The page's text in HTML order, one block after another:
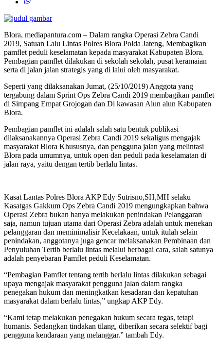
Blora, mediapantura.com – Dalam rangka Operasi Zebra Candi
2019, Satuan Lalu Lintas Polres Blora Polda Jateng, Membagikan
pamflet peduli keselamatan kepada masyarakat Kabupaten Blora.
Pembagian pamflet dilakukan di sekolah sekolah, pusat keramaian
serta di jalan jalan strategis yang di lalui oleh masyarakat.
Seperti yang dilaksanakan Jumat, (25/10/2019) Anggota yang
tergabung dalam Sprint Ops Zebra Candi 2019 membagikan pamflet
di Simpang Empat Grojogan dan Di kawasan Alun alun Kabupaten
Blora.
Pembagian pamflet ini adalah salah satu bentuk publikasi
dilaksanakannya Operasi Zebra Candi 2019 sekaligus mengajak
masyarakat Blora Khususnya, dan pengguna jalan yang melintasi
Blora pada umumnya, untuk open dan peduli pada keselamatan di
jalan raya, yaitu dengan tertib berlalu lintas.
Kasat Lantas Polres Blora AKP Edy Sutrisno,SH,MH selaku
Kasatgas Gakkum Ops Zebra Candi 2019 mengungkapkan bahwa
Operasi Zebra bukan hanya melakukan penindakan Pelanggaran
saja, namun tujuan utama dari Operasi Zebra adalah untuk menekan
pelanggaran dan meminimalisir Kecelakaan, untuk itulah selain
penindakan, anggotanya juga gencar melaksanakan Pembinaan dan
Penyuluhan Tertib berlalu lintas melalui berbagai cara, salah satunya
adalah penyebaran Pamflet peduli Keselamatan.
“Pembagian Pamflet tentang tertib berlalu lintas dilakukan sebagai
upaya mengajak masyarakat pengguna jalan dalam rangka
penegakan hukum dan meningkatkan kesadaran dan kepatuhan
masyarakat dalam berlalu lintas,” ungkap AKP Edy.
“Kami tetap melakukan penegakan hukum secara tegas, tetapi
humanis. Sedangkan tindakan tilang, diberikan secara selektif bagi
pengguna kendaraan yang melanggar.” tambah Edy.